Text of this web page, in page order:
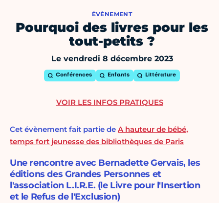
ÉVÈNEMENT
Pourquoi des livres pour les
tout-petits ?
Le vendredi 8 décembre 2023
Conférences Enfants Littérature
Cet évènement fait partie de A hauteur de bébé,
temps fort jeunesse des bibliothèques de Paris
Une rencontre avec Bernadette Gervais, les
éditions des Grandes Personnes et
l'association L.I.R.E. (le Livre pour l'Insertion
et le Refus de l'Exclusion)
VOIR LES INFOS PRATIQUES